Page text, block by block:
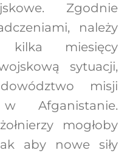
Zgodnie
należy
kilka miesięcy
sytuacji,
misji
mogłoby
aby nowe siły